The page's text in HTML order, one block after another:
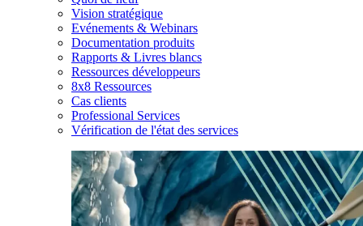
Vision stratégique
Evénements & Webinars
Documentation produits
Rapports & Livres blancs
Ressources développeurs
8x8 Ressources
Cas clients
Professional Services
Vérification de l'état des services